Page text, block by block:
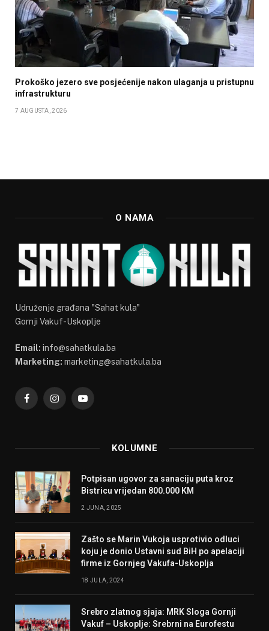
Prokoško jezero sve posjećenije nakon ulaganja u pristupnu
infrastrukturu
7 AUGUSTA, 2026
O NAMA
Udruženje građana "Sahat kula"
Gornji Vakuf-Uskoplje
Email: info@sahatkula.ba
Marketing: marketing@sahatkula.ba
FacebookInstagramYouTube
KOLUMNE
Potpisan ugovor za sanaciju puta kroz
Bistricu vrijedan 800.000 KM
2 JUNA, 2025
Zašto se Marin Vukoja usprotivio odluci
koju je donio Ustavni sud BiH po apelaciji
firme iz Gornjeg Vakufa-Uskoplja
18 JULA, 2024
Srebro zlatnog sjaja: MRK Sloga Gornji
Vakuf – Uskoplje: Srebrni na Eurofestu